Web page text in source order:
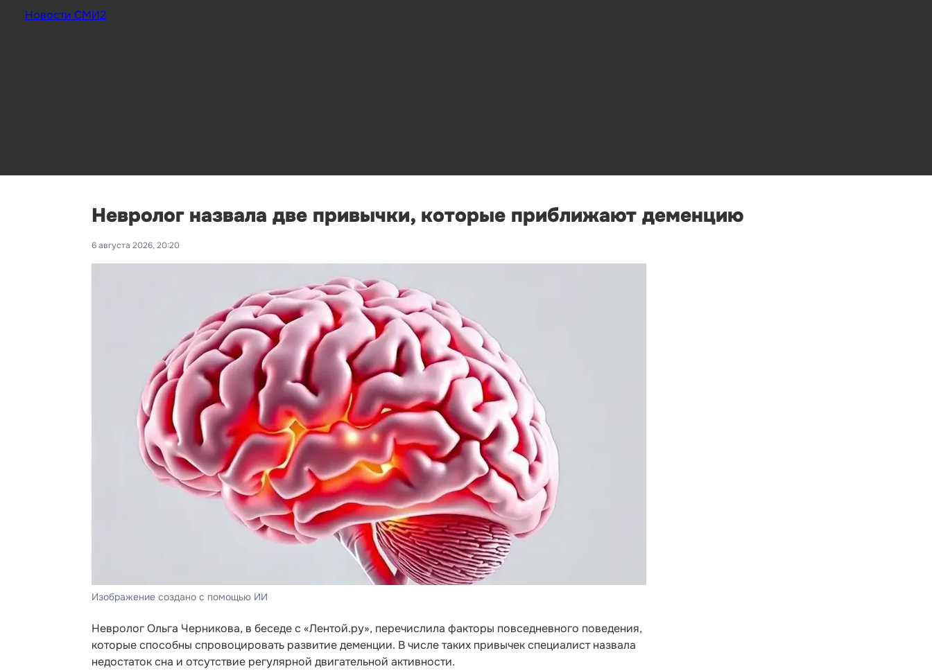
Новости СМИ2
Невролог назвала две привычки, которые приближают деменцию
6 августа 2026, 20:20
Изображение создано с помощью ИИ
Невролог Ольга Черникова, в беседе с «Лентой.ру», перечислила факторы повседневного поведения,
которые способны спровоцировать развитие деменции. В числе таких привычек специалист назвала
недостаток сна и отсутствие регулярной двигательной активности.